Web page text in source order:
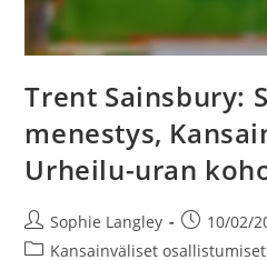
Trent Sainsbury:
menestys,
Urheilu-uran
Post
author:
Sophie Langley
Post
published:
10/02/
PostKansainväliset osallistumiset